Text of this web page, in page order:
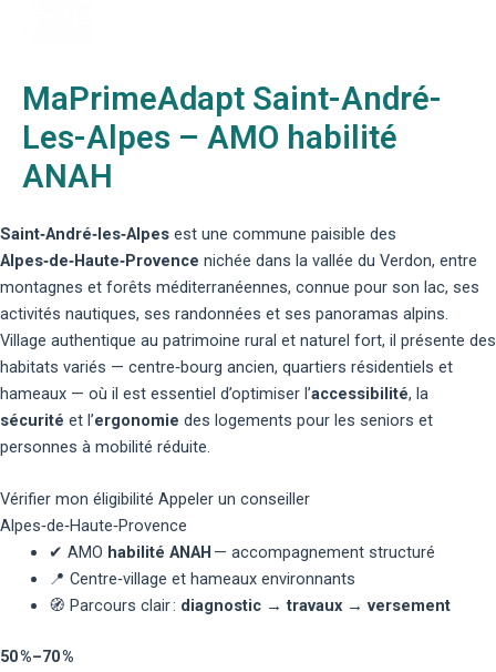
MaPrimeAdapt Saint-André-
Les-Alpes – AMO habilité
ANAH
Saint‑André‑les‑Alpes est une commune paisible des
Alpes‑de‑Haute‑Provence nichée dans la vallée du Verdon, entre
montagnes et forêts méditerranéennes, connue pour son lac, ses
activités nautiques, ses randonnées et ses panoramas alpins.
Village authentique au patrimoine rural et naturel fort, il présente des
habitats variés — centre‑bourg ancien, quartiers résidentiels et
hameaux — où il est essentiel d’optimiser l’accessibilité, la
sécurité et l’ergonomie des logements pour les seniors et
personnes à mobilité réduite.
Vérifier mon éligibilité Appeler un conseiller
Alpes‑de‑Haute‑Provence
✔ AMO habilité ANAH — accompagnement structuré
📍 Centre‑village et hameaux environnants
🧭 Parcours clair : diagnostic → travaux → versement
50 %–70 %